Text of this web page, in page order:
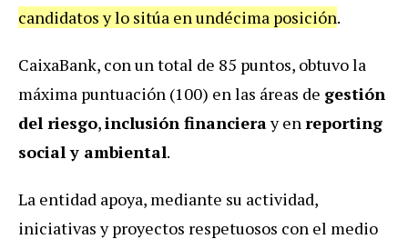
candidatos y lo sitúa en undécima posición.
CaixaBank, con un total de 85 puntos, obtuvo la
máxima puntuación (100) en las áreas de gestión
del riesgo,inclusión financieray en reporting
social y ambiental.
La entidad apoya, mediante su actividad,
iniciativas y proyectos respetuosos con el medio